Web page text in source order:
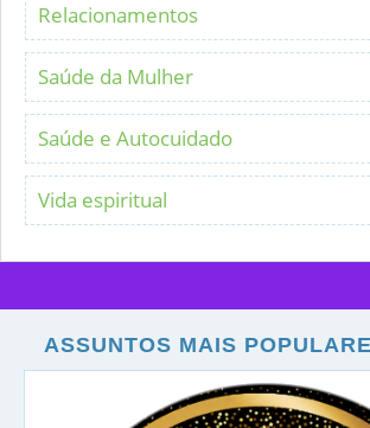
Relacionamentos
Saúde da Mulher
Saúde e Autocuidado
Vida espiritual
ASSUNTOS MAIS